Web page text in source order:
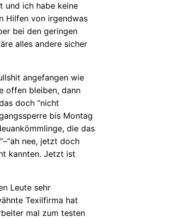
und ich habe keine
Hilfen von irgendwas
bei den geringen
alles andere sicher
angefangen wie
offen bleiben, dann
doch “nicht
bis Montag
die das
nee, jetzt doch
kannten. Jetzt ist
Leute sehr
Texilfirma hat
mal zum testen